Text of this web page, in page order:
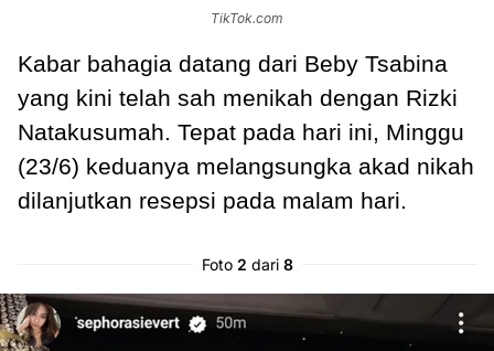
TikTok.com
Kabar bahagia datang dari Beby Tsabina
yang kini telah sah menikah dengan Rizki
Natakusumah. Tepat pada hari ini, Minggu
(23/6) keduanya melangsungka akad nikah
dilanjutkan resepsi pada malam hari.
Foto 2 dari 8